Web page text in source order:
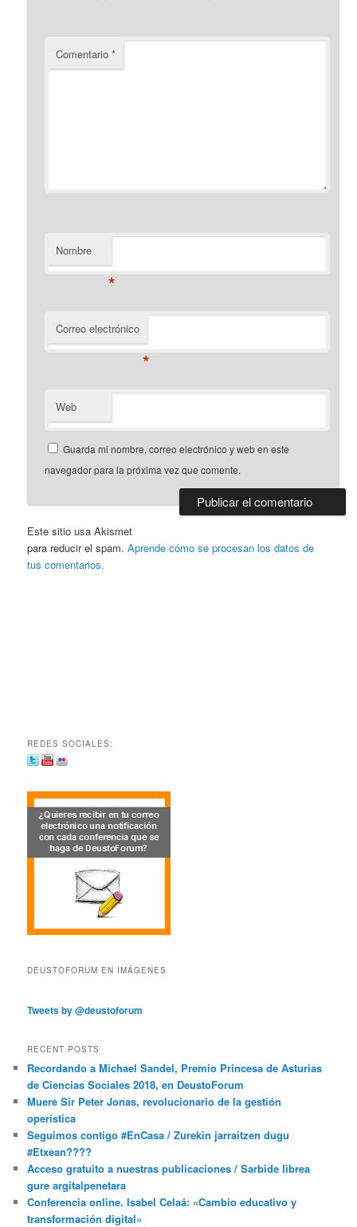
Comentario*
Nombre
*
Correo electrónico
*
Web
Guarda mi nombre, correo electrónico y web en este
navegador para la próxima vez que comente.
Este sitio usa Akismet
para reducir el spam.Aprende cómo se procesan los datos de
tus comentarios.
REDES SOCIALES:
DEUSTOFORUM EN IMÁGENES
Tweets by @deustoforum
RECENT POSTS
Recordando a Michael Sandel, Premio Princesa de Asturias
de Ciencias Sociales 2018, en DeustoForum
Muere Sir Peter Jonas, revolucionario de la gestión
operística
Seguimos contigo #EnCasa / Zurekin jarraitzen dugu
#Etxean????
Acceso gratuito a nuestras publicaciones / Sarbide librea
gure argitalpenetara
Conferencia online. Isabel Celaá: «Cambio educativo y
transformación digital»